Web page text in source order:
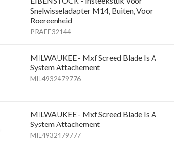
Snelwisseladapter M14, Buiten, Voor
Roereenheid
PRAEE32144
MILWAUKEE - Mxf Screed Blade Is A
System Attachement
MIL4932479776
MILWAUKEE - Mxf Screed Blade Is A
System Attachement
MIL4932479777